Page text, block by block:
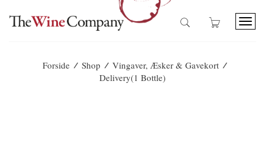
T
Forside / Shop / Vingaver, Æsker & Gavekort /
Delivery(1 Bottle)